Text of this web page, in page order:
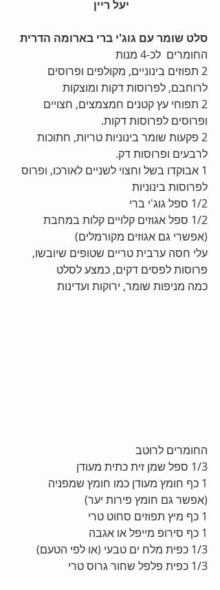
יעל ריין
סלט שומר עם גוג'י ברי בארומה הדרית
החומרים  לכ-4 מנות
2 תפוזים בינוניים, מקולפים ופרוסים
לרוחבם, לפרוסות דקות ומוצקות
2 תפוחי עץ קטנים חמצמצים, חצויים
ופרוסים לפרוסות דקות.
2 פקעות שומר בינוניות טריות, חתוכות
לרבעים ופרוסות דק.
1 אבוקדו בשל וחצוי לשניים לאורכו, ופרוס
לפרוסות בינוניות
1/2 ספל גוג'י ברי
1/2 ספל אגוזים קלויים קלות במחבת
(אפשרי גם אגוזים מקורמלים)
עלי חסה ערבית טריים שטופים שיובשו,
פרוסות לפסים דקים, כמצע לסלט
כמה מניפות שומר, ירוקות ועדינות
החומרים לרוטב
1/3 ספל שמן זית כתית מעודן
1 כף חומץ מעודן כמו חומץ שמפניה
(אפשר גם חומץ פירות יער)
1 כף מיץ תפוזים סחוט טרי
1 כף סירופ מייפל או אגבה
1/3 כפית מלח ים טבעי (או לפי הטעם)
1/3 כפית פלפל שחור גרוס טרי